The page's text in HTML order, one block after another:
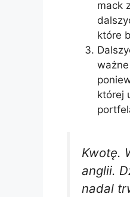
mack
które
której
Kwotę.
anglii.
nadal